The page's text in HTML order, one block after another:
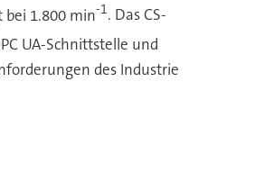
1.800 min-1. Das CS-
UA-Schnittstelle und
des Industrie